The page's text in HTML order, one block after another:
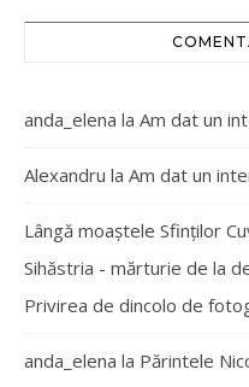
anda_elena la Am dat un
Alexandru la Am dat un
Lângă moaștele Sfinților
Sihăstria - mărturie de la
Privirea de dincolo de
anda_elena la Părintele